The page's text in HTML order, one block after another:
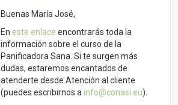
Buenas María José,
En este enlace encontrarás toda la
información sobre el curso de la
Panificadora Sana. Si te surgen más
dudas, estaremos encantados de
atenderte desde Atención al cliente
(puedes escribirnos ainfo@conasi.eu).